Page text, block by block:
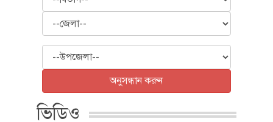
জেলা
উপজেলা
অনুসন্ধান করুন
ভিডিও